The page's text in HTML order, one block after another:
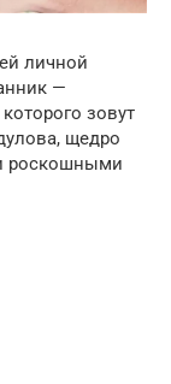
личной
—
зовут
щедро
роскошными